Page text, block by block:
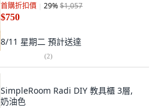
首購折扣價 29%$1,057
$750
8/11 星期二 預計送達
(2)
SimpleRoom Radi DIY 教具櫃 3層,
奶油色